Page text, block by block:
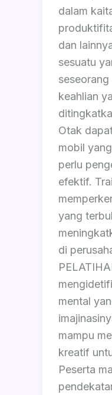
dalam
dan
sesuatu
keahlian
Otak
mobil
perlu
efektif.
yang
di
mental
mampu
kreatif
Peserta